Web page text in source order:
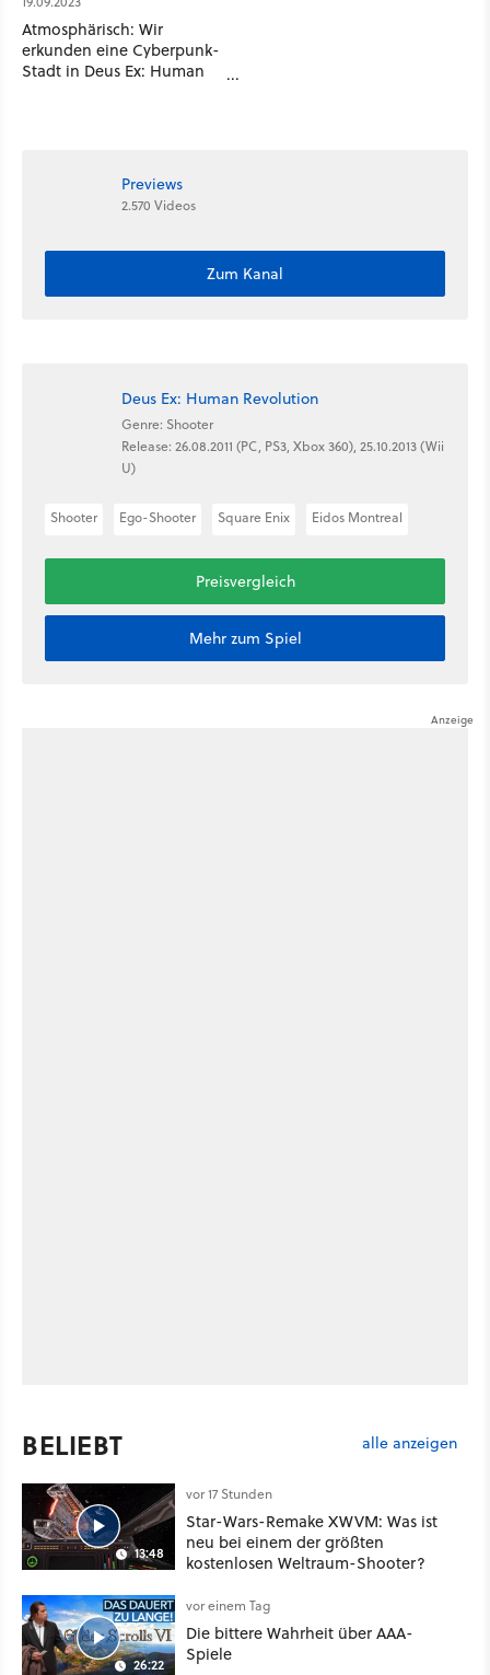
Atmosphärisch: Wir
erkunden eine Cyberpunk-
Stadt in Deus Ex: Human
Previews
2.570 Videos
Zum Kanal
Deus Ex: Human Revolution
Genre: Shooter
Release: 26.08.2011 (PC, PS3, Xbox 360), 25.10.2013 (Wii
U)
Shooter Ego-Shooter Square Enix Eidos Montreal
Preisvergleich
Mehr zum Spiel
BELIEBT alle anzeigen
13:48
vor 17 Stunden
Star-Wars-Remake XWVM: Was ist
neu bei einem der größten
kostenlosen Weltraum-Shooter?
26:22
vor einem Tag
Die bittere Wahrheit über AAA-
Spiele